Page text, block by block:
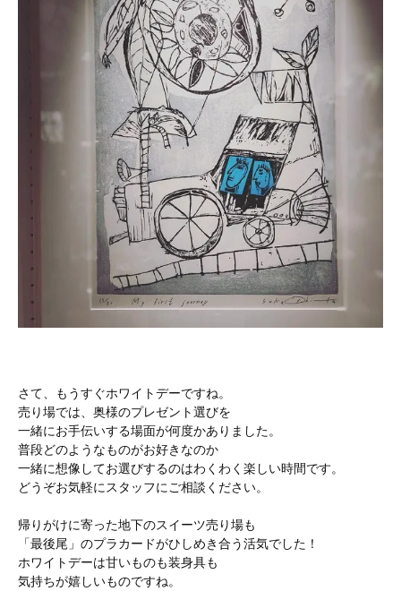
さて、もうすぐホワイトデーですね。
売り場では、奥様のプレゼント選びを
一緒にお手伝いする場面が何度かありました。
普段どのようなものがお好きなのか
一緒に想像してお選びするのはわくわく楽しい時間です。
どうぞお気軽にスタッフにご相談ください。
帰りがけに寄った地下のスイーツ売り場も
「最後尾」のプラカードがひしめき合う活気でした！
ホワイトデーは甘いものも装身具も
気持ちが嬉しいものですね。